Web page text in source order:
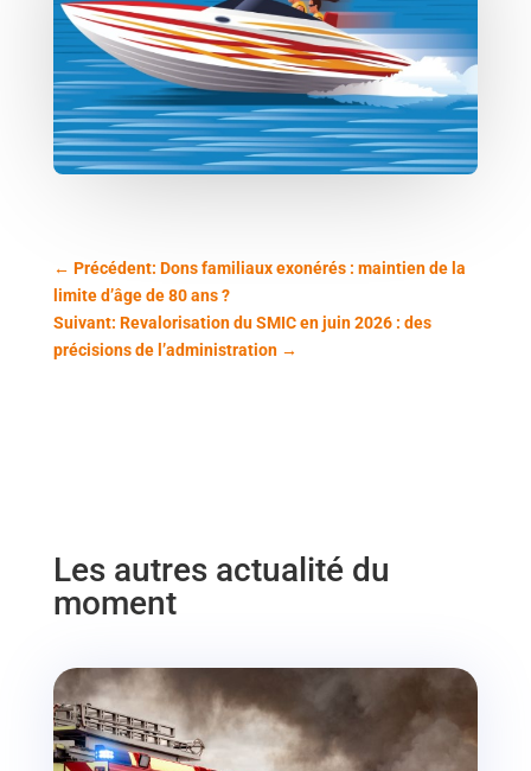
← Précédent: Dons familiaux exonérés : maintien de la
limite d’âge de 80 ans ?
Suivant: Revalorisation du SMIC en juin 2026 : des
précisions de l’administration→
Les autres actualité du
moment